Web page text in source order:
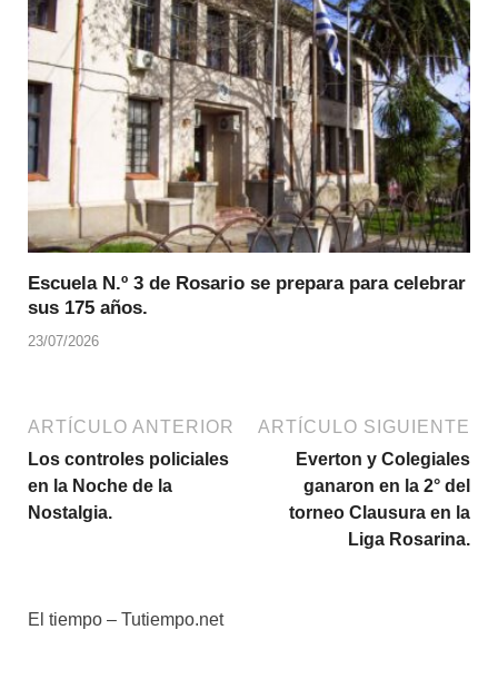
Escuela N.º 3 de Rosario se prepara para celebrar
sus 175 años.
23/07/2026
ARTÍCULO ANTERIOR
Los controles policiales
en la Noche de la
Nostalgia.
ARTÍCULO SIGUIENTE
Everton y Colegiales
ganaron en la 2° del
torneo Clausura en la
Liga Rosarina.
El tiempo – Tutiempo.net